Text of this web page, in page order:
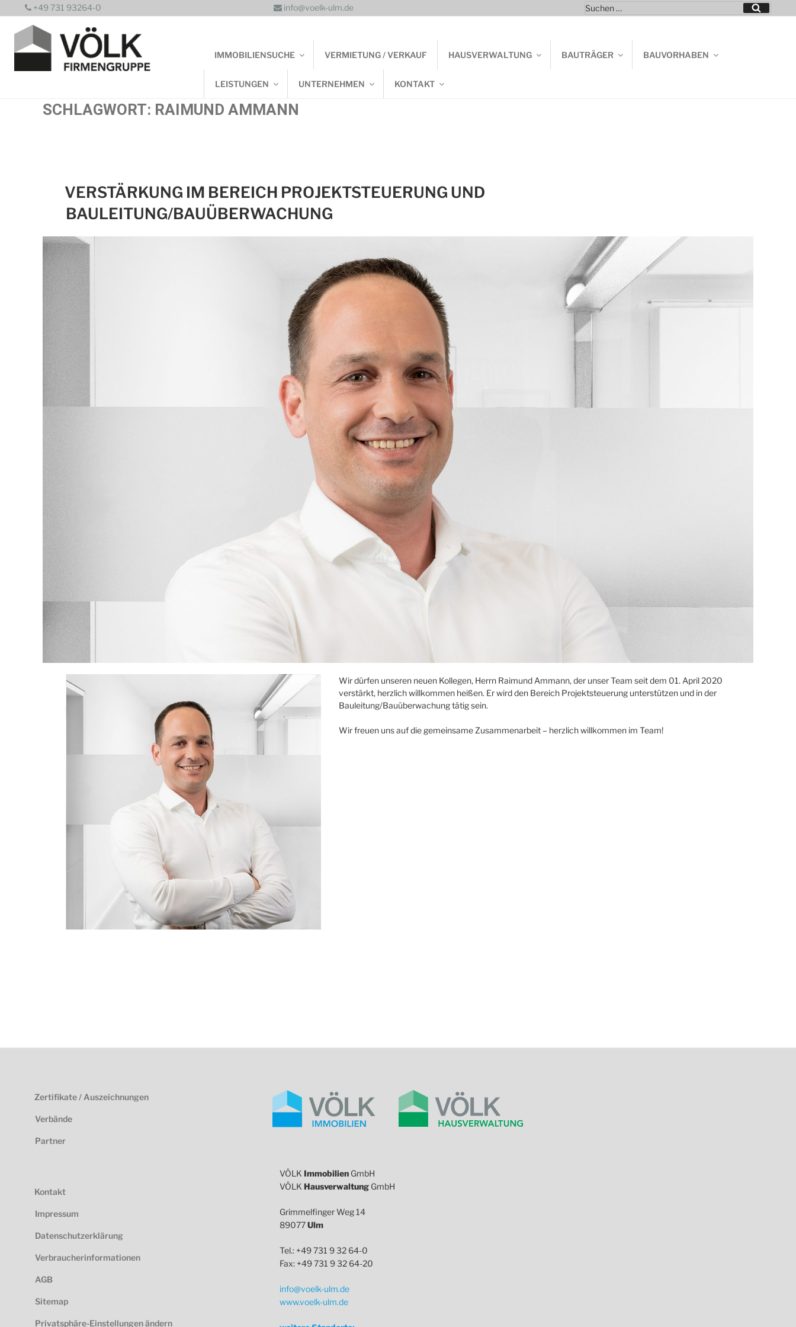
Inhalt
springen
+49 731 93264-0 info@voelk-ulm.de
Suchen
nach:
Suchen
IMMOBILIENSUCHE VERMIETUNG / VERKAUF HAUSVERWALTUNG BAUTRÄGER BAUVORHABEN
LEISTUNGEN UNTERNEHMEN KONTAKT
SCHLAGWORT: RAIMUND AMMANN
VERSTÄRKUNG IM BEREICH PROJEKTSTEUERUNG UND
BAULEITUNG/BAUÜBERWACHUNG
Wir dürfen unseren neuen Kollegen, Herrn Raimund Ammann, der unser Team seit dem 01. April 2020
verstärkt, herzlich willkommen heißen. Er wird den Bereich Projektsteuerung unterstützen und in der
Bauleitung/Bauüberwachung tätig sein.
Wir freuen uns auf die gemeinsame Zusammenarbeit – herzlich willkommen im Team!
Zertifikate / Auszeichnungen
Verbände
Partner
Kontakt
Impressum
Datenschutzerklärung
Verbraucherinformationen
AGB
Sitemap
Privatsphäre-Einstellungen ändern
VÖLK Immobilien GmbH
VÖLK Hausverwaltung GmbH
Grimmelfinger Weg 14
89077Ulm
Tel.: +49 731 9 32 64-0
Fax: +49 731 9 32 64-20
info@voelk-ulm.de
www.voelk-ulm.de